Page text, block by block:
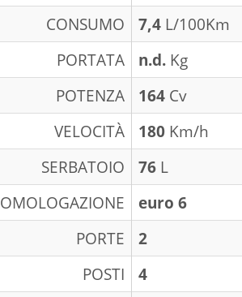
CONSUMO
7,4 L/100Km
PORTATA
n.d. Kg
POTENZA
164 Cv
VELOCITÀ
180 Km/h
SERBATOIO
76 L
OMOLOGAZIONE
euro 6
PORTE
2
POSTI
4